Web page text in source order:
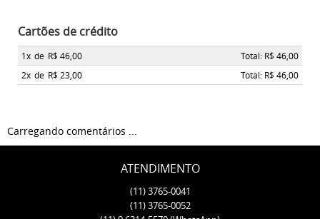
Cartões de crédito
1x de R$ 46,00
Total: R$ 46,00
2x de R$ 23,00 Total: R$ 46,00
Carregando comentários ...
ATENDIMENTO
(11)3765-0041
(11)3765-0052